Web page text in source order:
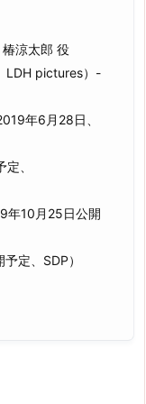
涼太郎 役
LDH pictures）-
年6月28日、
、
年10月25日公開
定、SDP）